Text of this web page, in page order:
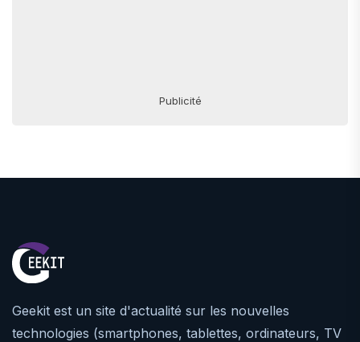
Publicité
Geekit est un site d'actualité sur les nouvelles
technologies (smartphones, tablettes, ordinateurs, TV